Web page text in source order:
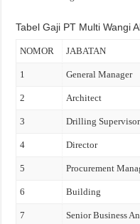
Tabel Gaji PT Multi Wangi
NOMOR JABATAN
1 General Manager
2 Architect
3 Drilling Supervisor
4 Director
5 Procurement
6 Building
7 Senior Business